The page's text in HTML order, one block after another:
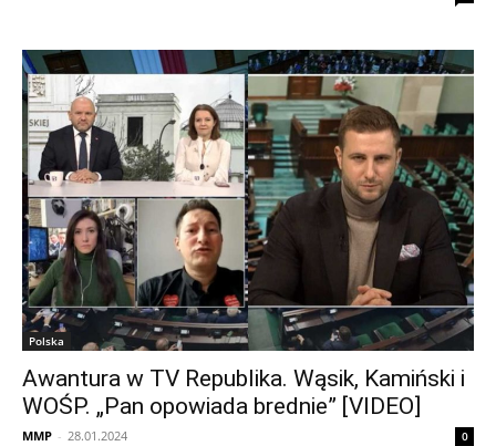
Polska
Awantura w TV Republika. Wąsik, Kamiński i
WOŚP. „Pan opowiada brednie” [VIDEO]
MMP - 28.01.2024 0